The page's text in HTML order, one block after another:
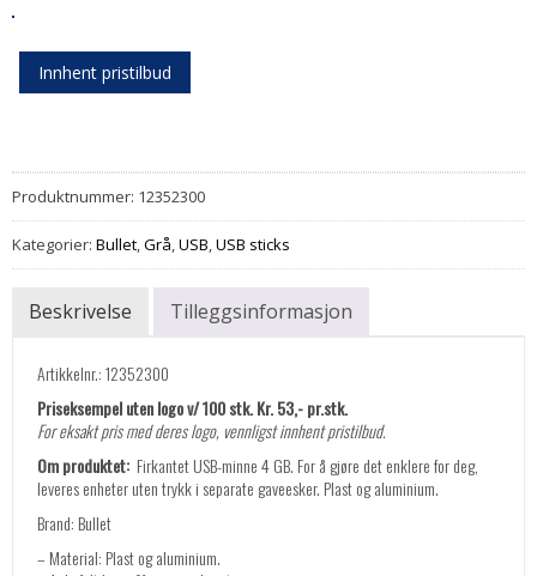
Innhent pristilbud
Produktnummer: 12352300
Kategorier: Bullet,Grå,USB,USB sticks
Beskrivelse Tilleggsinformasjon
Artikkelnr.: 12352300
Priseksempel uten logo v/ 100 stk. Kr. 53,- pr.stk.
For eksakt pris med deres logo, vennligst innhent pristilbud.
Om produktet: Firkantet USB-minne 4 GB. For å gjøre det enklere for deg,
leveres enheter uten trykk i separate gaveesker. Plast og aluminium.
Brand: Bullet
– Material: Plast og aluminium.